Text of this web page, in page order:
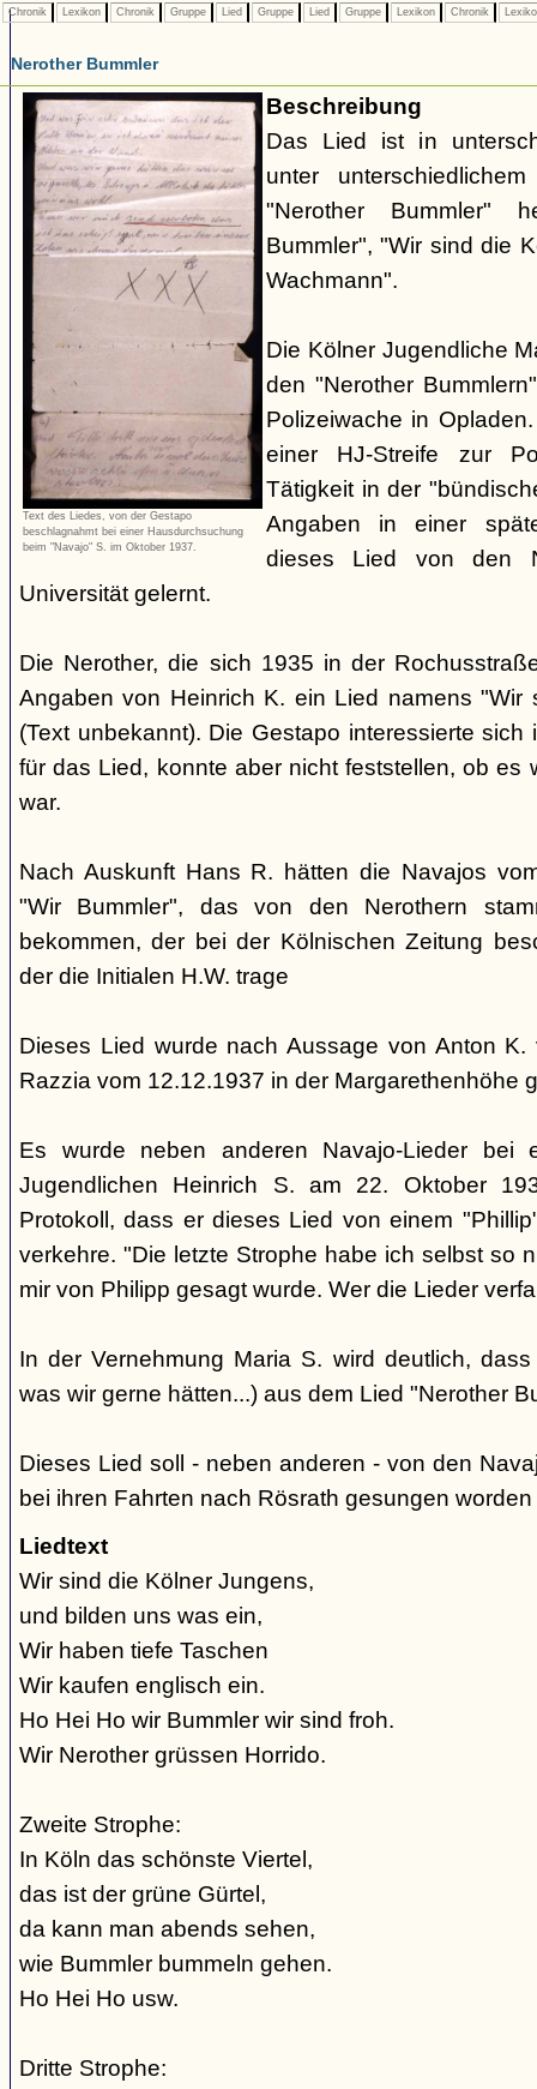
Chronik Lexikon Chronik Gruppe Lied Gruppe Lied Gruppe Lexikon Chronik
Nerother Bummler
Text des Liedes, von der Gestapo
beschlagnahmt bei einer Hausdurchsuchung
beim "Navajo" S. im Oktober 1937.
Beschreibung
Das Lied ist in
unter
"Nerother Bummler"
Bummler", "Wir sind die
Wachmann".
Die Kölner Jugendliche
den "Nerother
Polizeiwache in
einer HJ-Streife zur
Tätigkeit in der
Angaben in einer
dieses Lied von den
Universität gelernt.
Die Nerother, die sich 1935 in der
Angaben von Heinrich K. ein Lied namens "Wir
(Text unbekannt). Die Gestapo interessierte sich
für das Lied, konnte aber nicht feststellen, ob es
war.
Nach Auskunft Hans R. hätten die Navajos
"Wir Bummler", das von den Nerothern
bekommen, der bei der Kölnischen Zeitung
der die Initialen H.W. trage
Dieses Lied wurde nach Aussage von Anton
Razzia vom 12.12.1937 in der Margarethenhöhe
Es wurde neben anderen Navajo-Lieder bei
Jugendlichen Heinrich S. am 22. Oktober
Protokoll, dass er dieses Lied von einem
verkehre. "Die letzte Strophe habe ich selbst so
mir von Philipp gesagt wurde. Wer die Lieder
In der Vernehmung Maria S. wird deutlich,
was wir gerne hätten...) aus dem Lied "Nerother
Dieses Lied soll - neben anderen - von den
bei ihren Fahrten nach Rösrath gesungen
Liedtext
Wir sind die Kölner Jungens,
und bilden uns was ein,
Wir haben tiefe Taschen
Wir kaufen englisch ein.
Ho Hei Ho wir Bummler wir sind froh.
Wir Nerother grüssen Horrido.
Zweite Strophe:
In Köln das schönste Viertel,
das ist der grüne Gürtel,
da kann man abends sehen,
wie Bummler bummeln gehen.
Ho Hei Ho usw.
Dritte Strophe: